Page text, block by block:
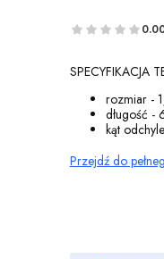
SPECYFIKACJA
rozmiar -
długość -
kąt
Przejdź do